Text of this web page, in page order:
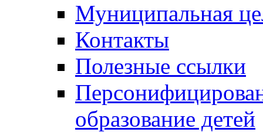
Муниципальная
Контакты
Полезные ссылки
образование детей